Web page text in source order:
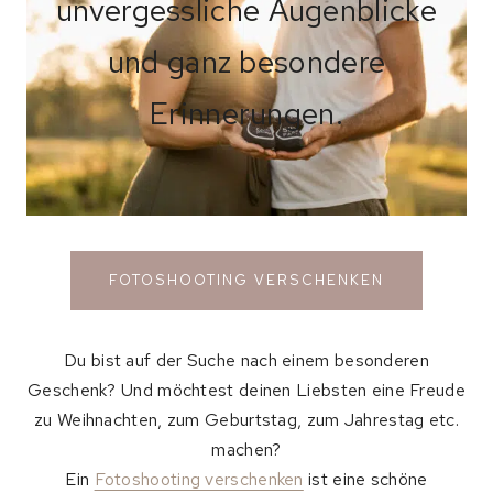
unvergessliche Augenblicke
und ganz besondere
Erinnerungen.
FOTOSHOOTING VERSCHENKEN
Du bist auf der Suche nach einem besonderen
Geschenk? Und möchtest deinen Liebsten eine Freude
zu Weihnachten, zum Geburtstag, zum Jahrestag etc.
machen?
Ein Fotoshooting verschenken ist eine schöne